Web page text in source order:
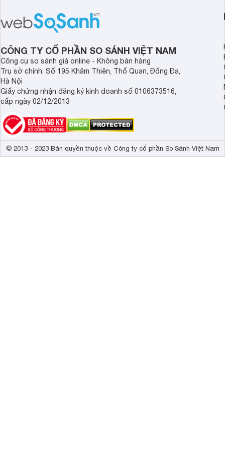
không, bài viết đánh giá máy in Canon
LBP6030 dưới đây sẽ giúp bạn hiểu
CÔNG TY CỔ PHẦN SO SÁNH VIỆT NAM
Công cụ so sánh giá online - Không bán hàng
Trụ sở chính: Số 195 Khâm Thiên, Thổ Quan, Đống Đa,
Hà Nội
Giấy chứng nhận đăng ký kinh doanh số 0106373516,
cấp ngày 02/12/2013
© 2013 - 2023 Bản quyền thuộc về Công ty cổ phần So Sánh Việt Nam